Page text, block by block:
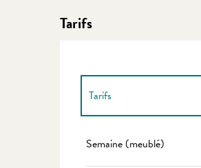
Tarifs
Tarifs
Tarifs 2027
Semaine (meublé)